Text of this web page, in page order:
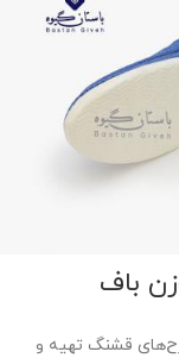
باف
قشنگ‌ تهیه و